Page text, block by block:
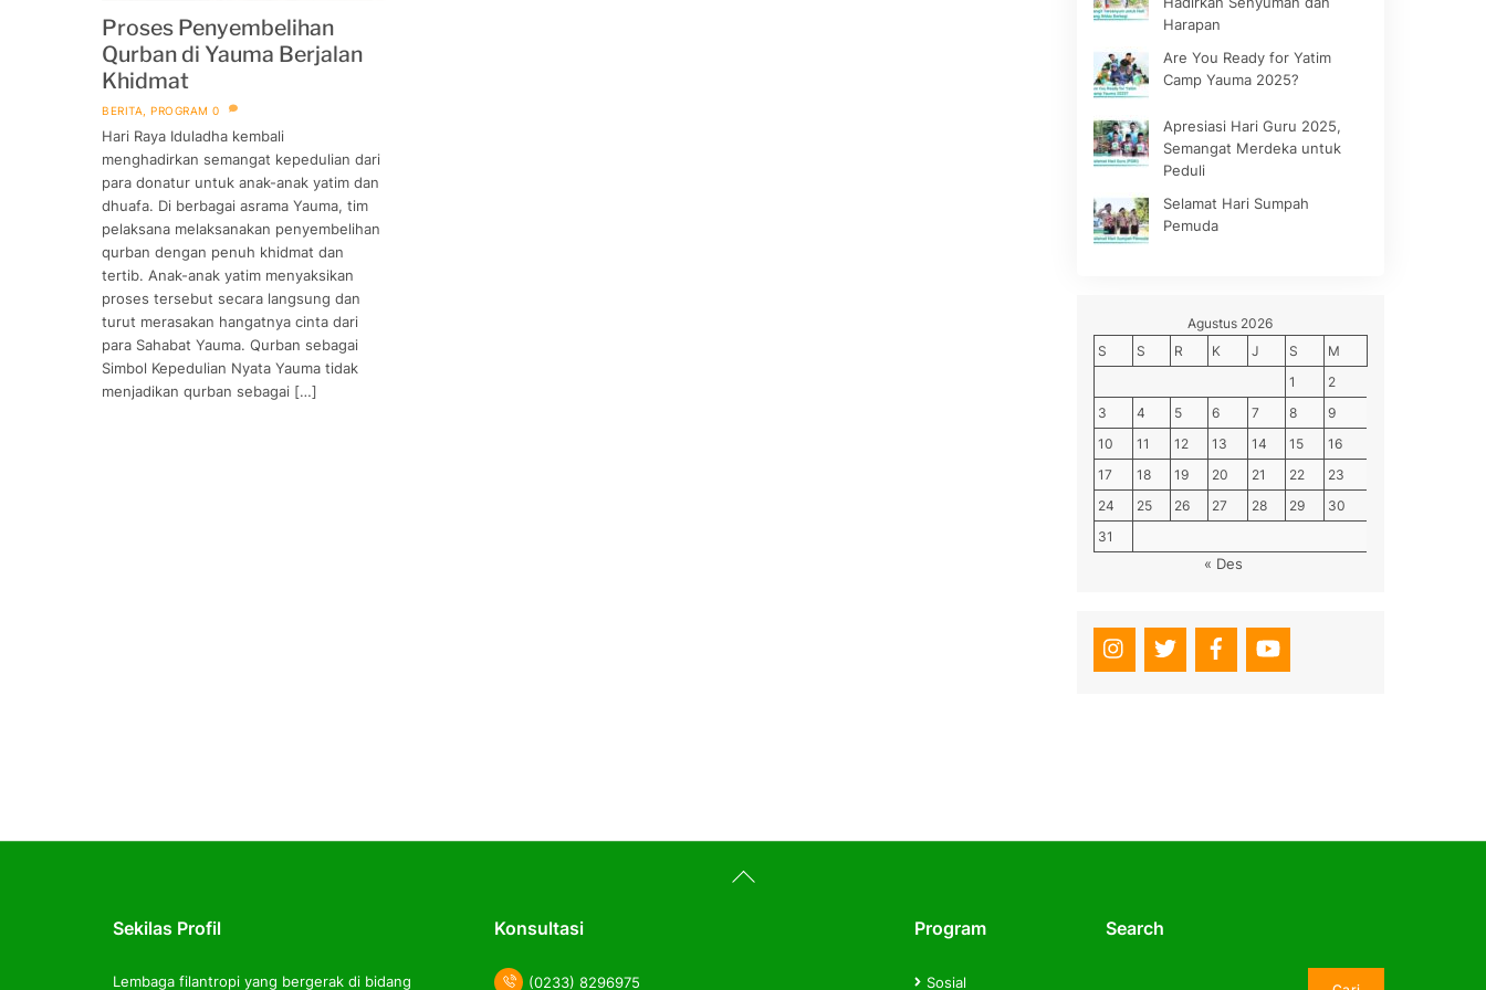
Proses Penyembelihan
Qurban di Yauma Berjalan
Khidmat
BERITA PROGRAM 0
Hari Raya Iduladha kembali
menghadirkan semangat kepedulian dari
para donatur untuk anak-anak yatim dan
dhuafa. Di berbagai asrama Yauma, tim
pelaksana melaksanakan penyembelihan
qurban dengan penuh khidmat dan
tertib. Anak-anak yatim menyaksikan
proses tersebut secara langsung dan
turut merasakan hangatnya cinta dari
para Sahabat Yauma. Qurban sebagai
Simbol Kepedulian Nyata Yauma tidak
menjadikan qurban sebagai […]
Harapan
Are You Ready for Yatim
Camp Yauma 2025?
Apresiasi Hari Guru 2025,
Semangat Merdeka untuk
Peduli
Selamat Hari Sumpah
Pemuda
Agustus 2026
S
S R K J S
M
1
2
3
4 5 6 7 8
9
10
11 12 13 14 15
16
17
18 19 20 21 22
23
24
25 26 27 28 29
30
31
« Des
Back
To
Sekilas Profil
Lembaga filantropi yang bergerak di bidang
Konsultasi
(0233) 8296975
Program
Sosial
Search